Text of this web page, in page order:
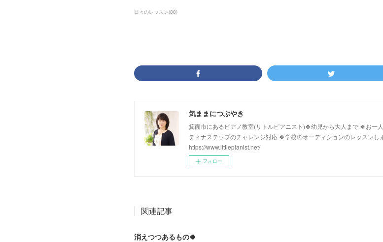
日々のレッスン(88)
気ままにつぶやき
箕面市にあるピアノ教室(リトルピアニスト)🍀幼児から大人まで 🍀お一
ティナステップのチャレンジ対応 🍀学校のオーディションのレッスンし
https://www.littlepianist.net/
フォロー
関連記事
消えつつあるもの🍀